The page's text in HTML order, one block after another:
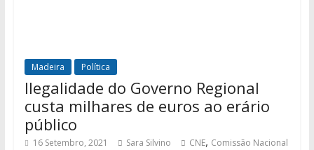
Madeira Política
Ilegalidade do Governo Regional
custa milhares de euros ao erário
público
16 Setembro, 2021 Sara Silvino CNE, Comissão Nacional